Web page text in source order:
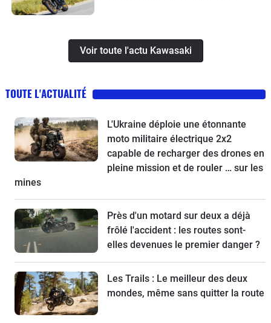
Voir toute l'actu Kawasaki
TOUTE L'ACTUALITÉ
L'Ukraine déploie une étonnante
moto militaire électrique 2x2
capable de recharger des drones en
pleine mission et de rouler … sur les
mines
Près d'un motard sur deux a déjà
frôlé l'accident : les routes sont-
elles devenues le premier danger ?
Les Trails : Le meilleur des deux
mondes, même sans quitter la route